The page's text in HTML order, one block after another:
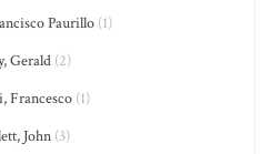
Paurillo (1)
Gerald (2)
Francesco(1)
John (3)